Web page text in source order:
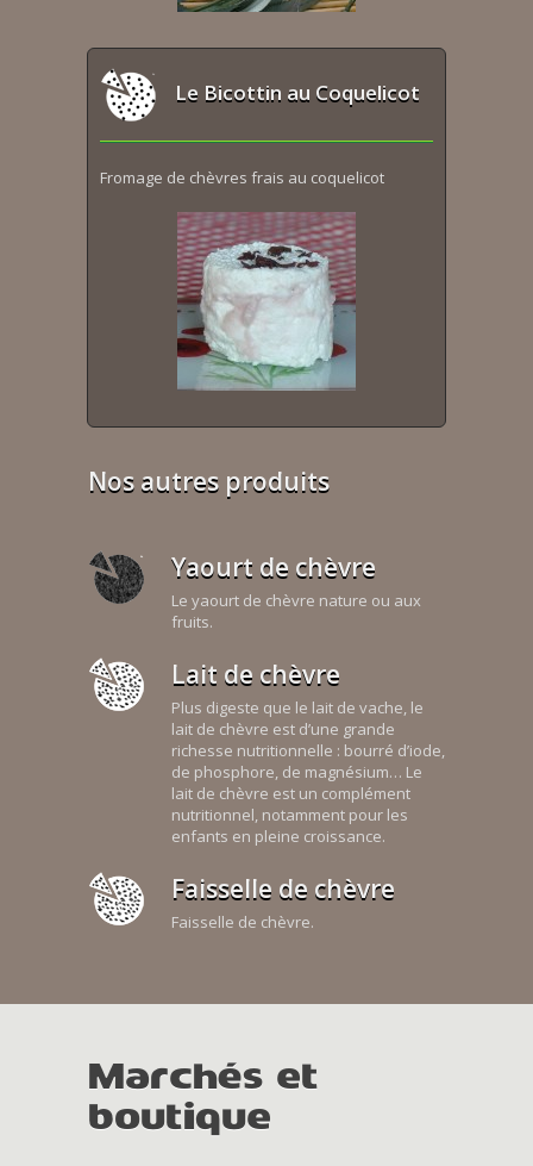
Le Bicottin au Coquelicot
Fromage de chèvres frais au coquelicot
Nos autres produits
Yaourt de chèvre
Le yaourt de chèvre nature ou aux
fruits.
Lait de chèvre
Plus digeste que le lait de vache, le
lait de chèvre est d’une grande
richesse nutritionnelle : bourré d’iode,
de phosphore, de magnésium… Le
lait de chèvre est un complément
nutritionnel, notamment pour les
enfants en pleine croissance.
Faisselle de chèvre
Faisselle de chèvre.
Marchés et
boutique